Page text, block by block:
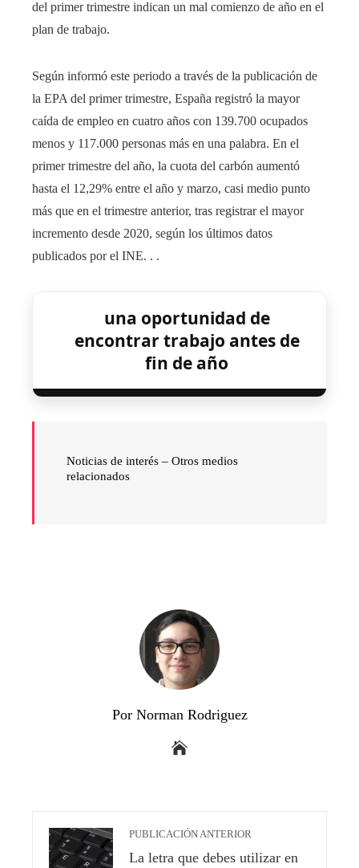
del primer trimestre indican un mal comienzo de año en el
plan de trabajo.
Según informó este periodo a través de la publicación de
la EPA del primer trimestre, España registró la mayor
caída de empleo en cuatro años con 139.700 ocupados
menos y 117.000 personas más en una palabra. En el
primer trimestre del año, la cuota del carbón aumentó
hasta el 12,29% entre el año y marzo, casi medio punto
más que en el trimestre anterior, tras registrar el mayor
incremento desde 2020, según los últimos datos
publicados por el INE. . .
una oportunidad de
encontrar trabajo antes de
fin de año
Noticias de interés – Otros medios
relacionados
Por Norman Rodriguez
PUBLICACIÓN ANTERIOR
La letra que debes utilizar en